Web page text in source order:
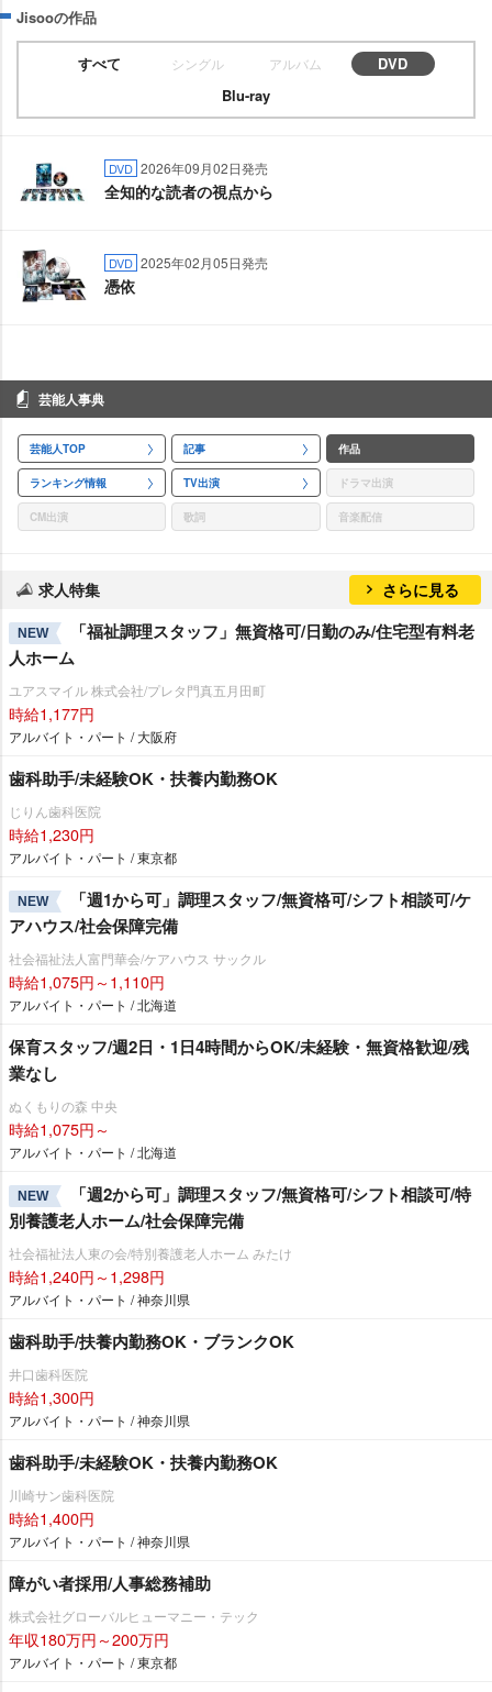
Jisooの作品
すべて シングル アルバム
DVD
Blu-ray
DVD 2026年09月02日発売
全知的な読者の視点から
DVD 2025年02月05日発売
憑依
芸能人事典
芸能人TOP 記事 作品
ランキング情報 TV出演 ドラマ出演
CM出演 歌詞 音楽配信
求人特集 さらに見る
NEW
「福祉調理スタッフ」無資格可/日勤のみ/住宅型有料老
人ホーム
ユアスマイル 株式会社/プレタ門真五月田町
時給1,177円
アルバイト・パート / 大阪府
歯科助手/未経験OK・扶養内勤務OK
じりん歯科医院
時給1,230円
アルバイト・パート / 東京都
NEW
「週1から可」調理スタッフ/無資格可/シフト相談可/ケ
アハウス/社会保障完備
社会福祉法人富門華会/ケアハウス サックル
時給1,075円～1,110円
アルバイト・パート / 北海道
保育スタッフ/週2日・1日4時間からOK/未経験・無資格歓迎/残
業なし
ぬくもりの森 中央
時給1,075円～
アルバイト・パート / 北海道
NEW
「週2から可」調理スタッフ/無資格可/シフト相談可/特
別養護老人ホーム/社会保障完備
社会福祉法人東の会/特別養護老人ホーム みたけ
時給1,240円～1,298円
アルバイト・パート / 神奈川県
歯科助手/扶養内勤務OK・ブランクOK
井口歯科医院
時給1,300円
アルバイト・パート / 神奈川県
歯科助手/未経験OK・扶養内勤務OK
川崎サン歯科医院
時給1,400円
アルバイト・パート / 神奈川県
障がい者採用/人事総務補助
株式会社グローバルヒューマニー・テック
年収180万円～200万円
アルバイト・パート / 東京都